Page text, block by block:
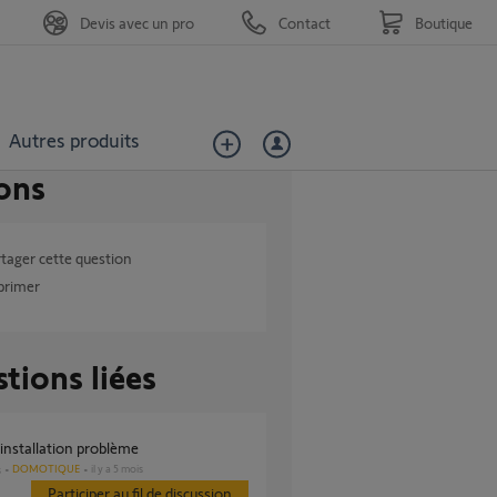
Autres produits
Devis avec un pro Contact Boutique
cette question
liées
installation problème
DOMOTIQUE il y a 5 mois
Participer au fil de discussion